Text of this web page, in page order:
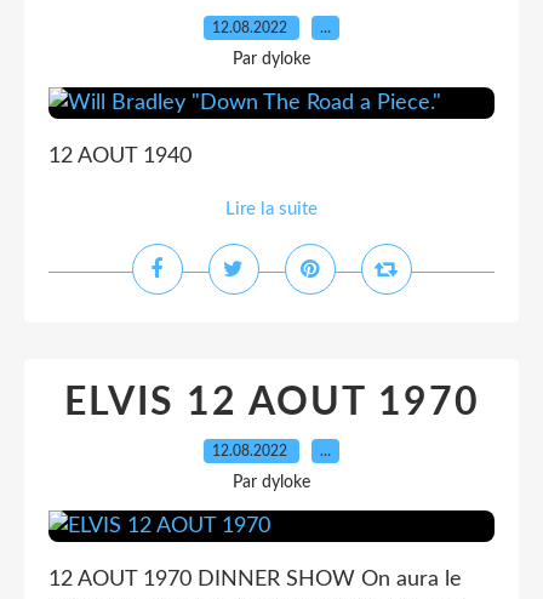
12.08.2022 …
Par dyloke
12 AOUT 1940
Lire la suite
ELVIS 12 AOUT 1970
12.08.2022 …
Par dyloke
12 AOUT 1970 DINNER SHOW On aura le